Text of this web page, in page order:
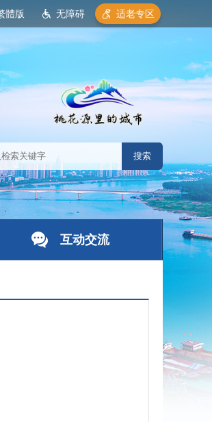
體版 无障碍 适老专区
互动交流